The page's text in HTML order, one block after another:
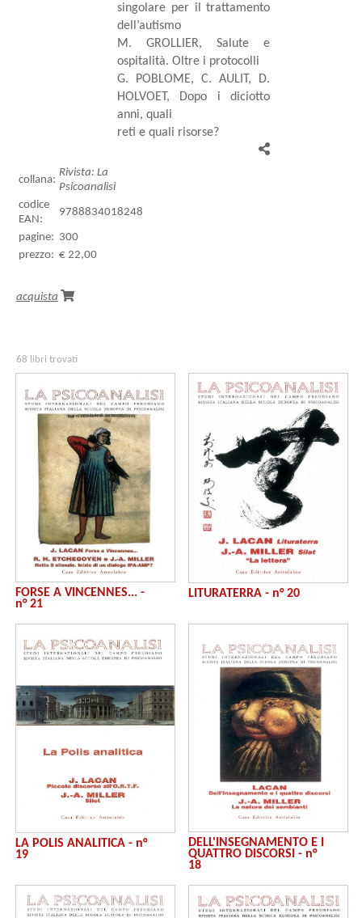
singolare per il trattamento
dell’autismo
M. GROLLIER, Salute e
ospitalità. Oltre i protocolli
G. POBLOME, C. AULIT, D.
HOLVOET, Dopo i diciotto
anni, quali
reti e quali risorse?
collana:
Rivista: La
Psicoanalisi
codice
EAN:
9788834018248
pagine: 300
prezzo: € 22,00
acquista
68 libri trovati
FORSE A VINCENNES... -
n° 21
LITURATERRA - n° 20
LA POLIS ANALITICA - n°
19
DELL'INSEGNAMENTO E I
QUATTRO DISCORSI - n°
18